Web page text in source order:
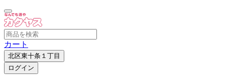
カート
北区東十条１丁目
ログイン